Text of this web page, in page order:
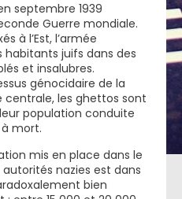
septembre 1939
Guerre mondiale.
à l’Est, l’armée
juifs dans des
et insalubres.
génocidaire de la
centrale, les ghettos sont
population conduite
mort.
mis en place dans le
nazies est dans
bien